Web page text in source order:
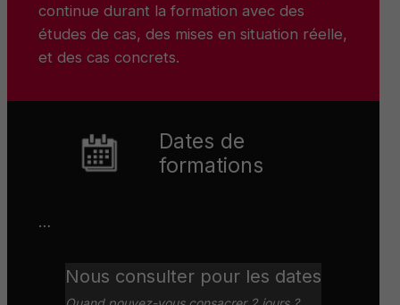
continue durant la formation avec des
études de cas, des mises en situation réelle,
et des cas concrets.
Dates de
formations
…
Nous consulter pour les dates